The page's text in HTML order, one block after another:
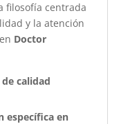
filosofía centrada
y la atención
Doctor
calidad
específica en